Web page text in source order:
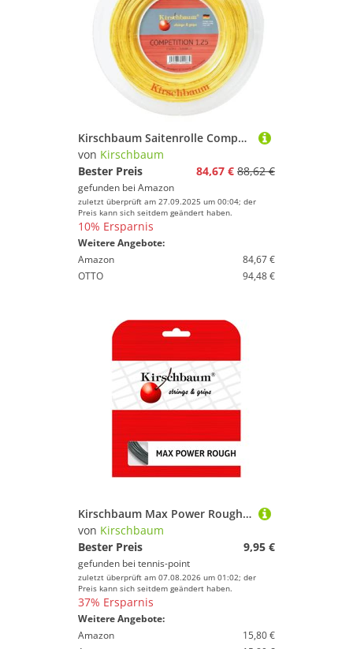
Kirschbaum Saitenrolle Competition, Gelb, 200m, 0105000211300010
von Kirschbaum
Bester Preis
84,67 € 88,62 €
gefunden bei Amazon
zuletzt überprüft am 27.09.2025 um 00:04; der
Preis kann sich seitdem geändert haben.
10% Ersparnis
Weitere Angebote:
Amazon
84,67 €
OTTO
94,48 €
Kirschbaum Max Power Rough Saitenset 12m - Anthrazit
von Kirschbaum
Bester Preis
9,95 €
gefunden bei tennis-point
zuletzt überprüft am 07.08.2026 um 01:02; der
Preis kann sich seitdem geändert haben.
37% Ersparnis
Weitere Angebote:
Amazon
15,80 €